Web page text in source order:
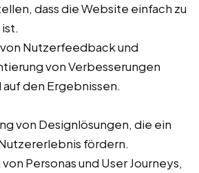
dass die Website einfach zu
Nutzerfeedback und
von Verbesserungen
den Ergebnissen.
von Designlösungen, die ein
fördern.
Personas und User Journeys,